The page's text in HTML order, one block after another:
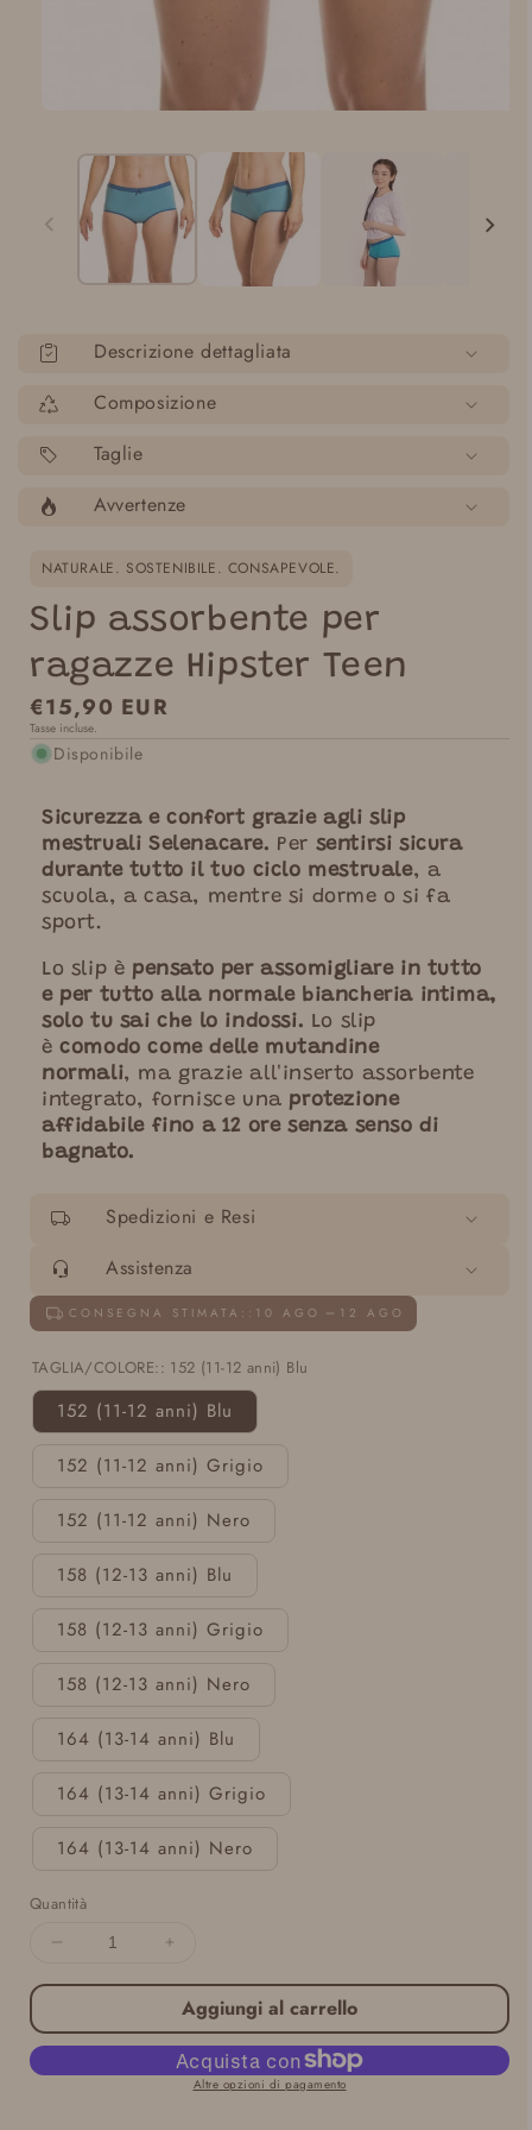
modalità
Descrizione dettagliata
Composizione
Taglie
Avvertenze
NATURALE. SOSTENIBILE. CONSAPEVOLE.
Slip assorbente per
ragazze Hipster Teen
Prezzo
normale
€15,90 EUR
Tasse incluse.
Disponibile
Sicurezza e confort grazie agli slip
mestruali Selenacare. Per sentirsi sicura
durante tutto il tuo ciclo mestruale, a
scuola, a casa, mentre si dorme o si fa
sport.
Lo slip è pensato per assomigliare in tutto
e per tutto alla normale biancheria intima,
solo tu sai che lo indossi. Lo slip
ècomodo come delle mutandine
normali, ma grazie all'inserto assorbente
integrato, fornisce una protezione
affidabile fino a 12 ore senza senso di
bagnato.
Spedizioni e Resi
Assistenza
CONSEGNA STIMATA:: 10 AGO 12 AGO
TAGLIA/COLORE:: 152 (11-12 anni) Blu
152 (11-12 anni) Blu
152 (11-12 anni) Grigio
152 (11-12 anni) Nero
158 (12-13 anni) Blu
158 (12-13 anni) Grigio
158 (12-13 anni) Nero
164 (13-14 anni) Blu
164 (13-14 anni) Grigio
164 (13-14 anni) Nero
Quantità
Diminuisci
Slip
assorbente
per
per
Slip
assorbente
per
Aggiungi al carrello
Altre opzioni di pagamento